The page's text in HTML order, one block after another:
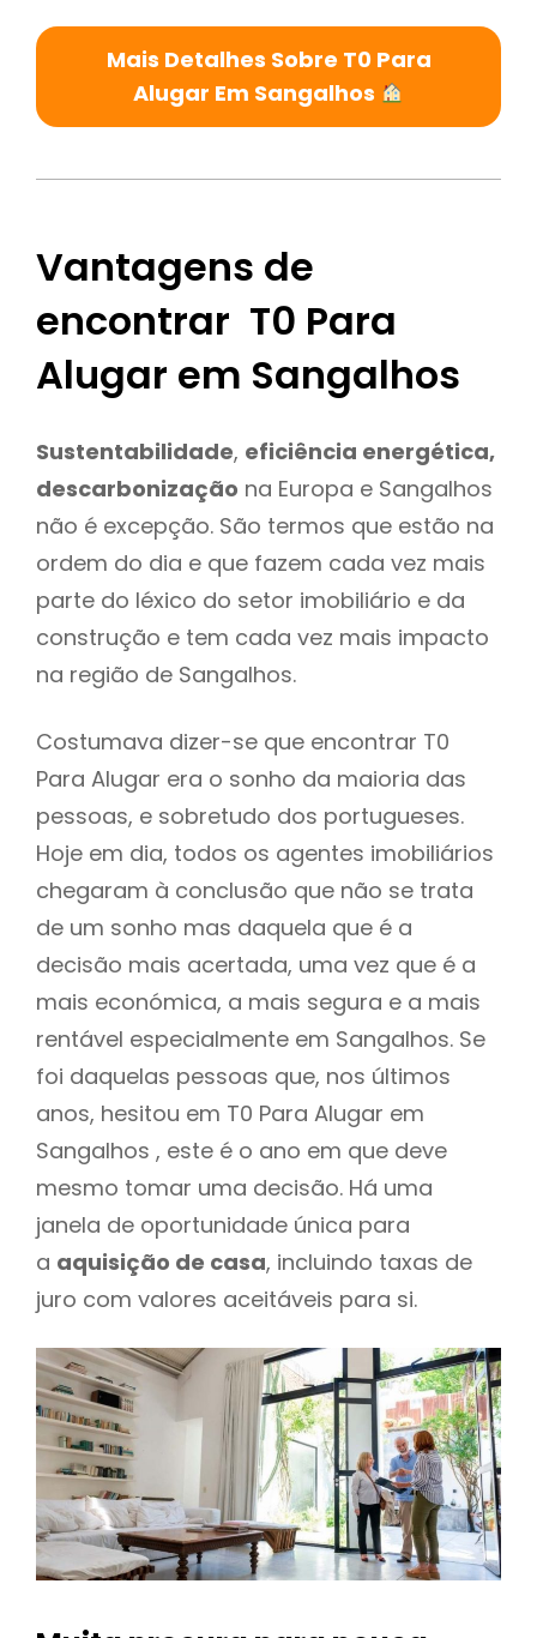
Mais Detalhes Sobre T0 Para
Alugar Em Sangalhos
Vantagens de
encontrar T0 Para
Alugar em Sangalhos
Sustentabilidade, eficiência energética,
descarbonização na Europa e Sangalhos
não é excepção. São termos que estão na
ordem do dia e que fazem cada vez mais
parte do léxico do setor imobiliário e da
construção e tem cada vez mais impacto
na região de Sangalhos.
Costumava dizer-se que encontrar T0
Para Alugar era o sonho da maioria das
pessoas, e sobretudo dos portugueses.
Hoje em dia, todos os agentes imobiliários
chegaram à conclusão que não se trata
de um sonho mas daquela que é a
decisão mais acertada, uma vez que é a
mais económica, a mais segura e a mais
rentável especialmente em Sangalhos. Se
foi daquelas pessoas que, nos últimos
anos, hesitou em T0 Para Alugar em
Sangalhos , este é o ano em que deve
mesmo tomar uma decisão. Há uma
janela de oportunidade única para
a aquisição de casa, incluindo taxas de
juro com valores aceitáveis para si.